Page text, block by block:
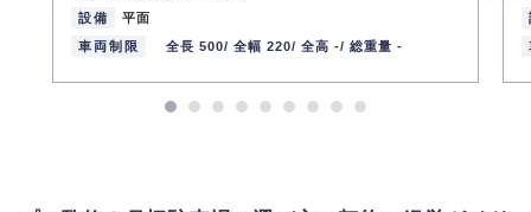
設備
平面
車両制限
全長 500/ 全幅 220/ 全高 -/ 総重量 -